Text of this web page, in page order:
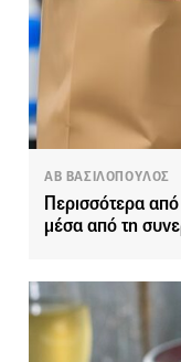
ΑΒ ΒΑΣΙΛΟΠΟΥΛΟΣ
Περισσότερα
μέσα από τη